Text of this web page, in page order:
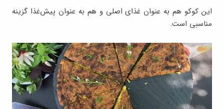
این کوکو هم به‌ عنوان غذای اصلی و هم به‌ عنوان پیش‌غذا گزینه
مناسبی است.